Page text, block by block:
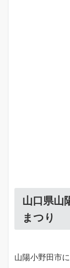
山口県山
まつり
山陽小野田市